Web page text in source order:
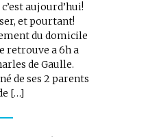
aujourd’hui!
et pourtant!
du domicile
retrouve a 6h a
de Gaulle.
de ses 2 parents
[…]